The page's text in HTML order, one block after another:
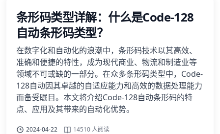
条形码类型详解：什么是Code-128
自动条形码类型？
在数字化和自动化的浪潮中，条形码技术以其高效、
准确和便捷的特性，成为现代商业、物流和制造业等
领域不可或缺的一部分。在众多条形码类型中，Code-
128自动因其卓越的自适应能力和高效的数据处理能力
而备受瞩目。本文将介绍Code-128自动条形码的特
点、应用及其带来的自动化优势。
2024-04-22 14510 人阅读